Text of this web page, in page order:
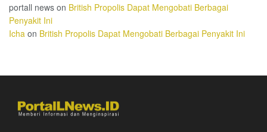
portall news on British Propolis Dapat Mengobati Berbagai
Penyakit Ini
Icha on British Propolis Dapat Mengobati Berbagai Penyakit Ini